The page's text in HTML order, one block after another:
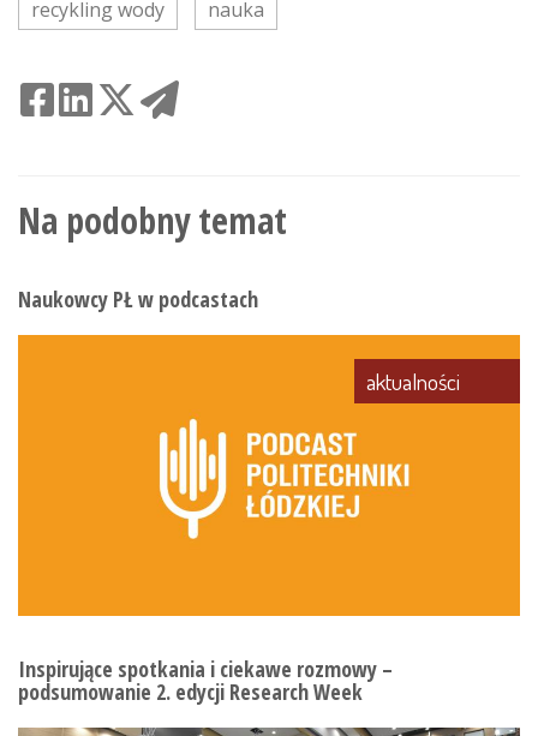
recykling wody
nauka
Na podobny temat
Naukowcy PŁ w podcastach
aktualności
Inspirujące spotkania i ciekawe rozmowy –
podsumowanie 2. edycji Research Week